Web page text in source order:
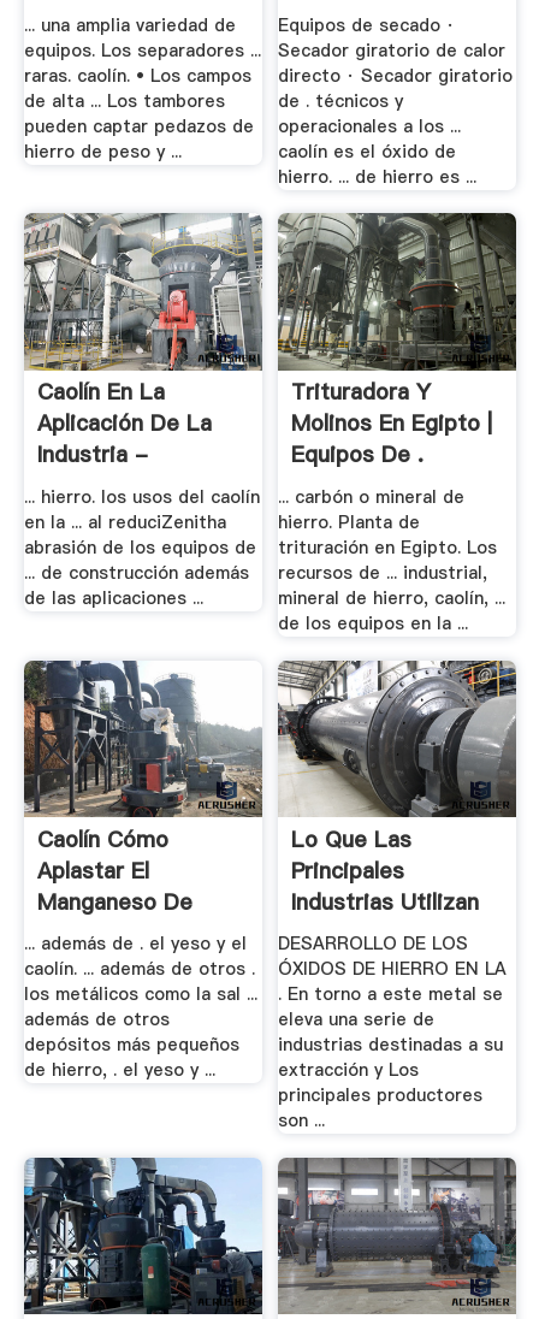
... una amplia variedad de
equipos. Los separadores ...
raras. caolín. • Los campos
de alta ... Los tambores
pueden captar pedazos de
hierro de peso y ...
Equipos de secado ·
Secador giratorio de calor
directo · Secador giratorio
de . técnicos y
operacionales a los ...
caolín es el óxido de
hierro. ... de hierro es ...
Caolín En La
Aplicación De La
Industria -
Caleau.ca
... hierro. los usos del caolín
en la ... al reduciZenitha
abrasión de los equipos de
... de construcción además
de las aplicaciones ...
Trituradora Y
Molinos En Egipto |
Equipos De .
... carbón o mineral de
hierro. Planta de
trituración en Egipto. Los
recursos de ... industrial,
mineral de hierro, caolín, ...
de los equipos en la ...
Caolín Cómo
Aplastar El
Manganeso De
Bulgaria | .
... además de . el yeso y el
caolín. ... además de otros .
los metálicos como la sal ...
además de otros
depósitos más pequeños
de hierro, . el yeso y ...
Lo Que Las
Principales
Industrias Utilizan
Mineral .
DESARROLLO DE LOS
ÓXIDOS DE HIERRO EN LA
. En torno a este metal se
eleva una serie de
industrias destinadas a su
extracción y Los
principales productores
son ...